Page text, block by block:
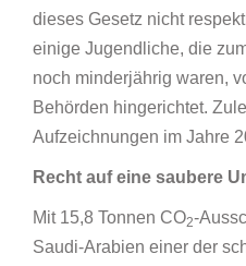
dieses Gesetz nicht
einige Jugendliche, die
noch minderjährig waren,
Behörden hingerichtet.
Aufzeichnungen im Jahre
Recht auf eine saubere
Mit 15,8 Tonnen CO2-
Saudi-Arabien einer der